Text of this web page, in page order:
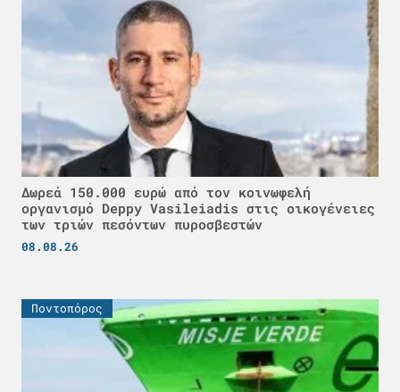
Δωρεά 150.000 ευρώ από τον κοινωφελή
οργανισμό Deppy Vasileiadis στις οικογένειες
των τριών πεσόντων πυροσβεστών
08.08.26
Ποντοπόρος